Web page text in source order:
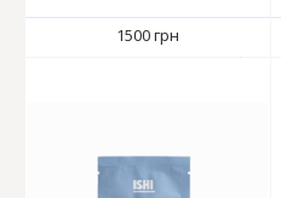
1500 грн